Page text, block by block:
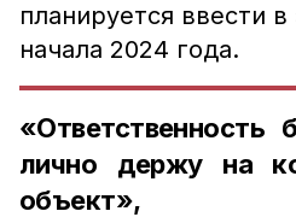
планируется ввести
начала 2024 года.
«Ответственность
лично держу на
объект»,